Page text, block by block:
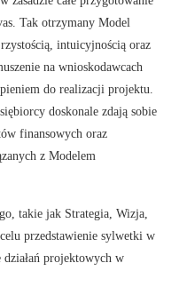
Tak otrzymany Model
intuicyjnością oraz
na wnioskodawcach
do realizacji projektu.
doskonale zdają sobie
finansowych oraz
z Modelem
takie jak Strategia, Wizja,
przedstawienie sylwetki w
działań projektowych w